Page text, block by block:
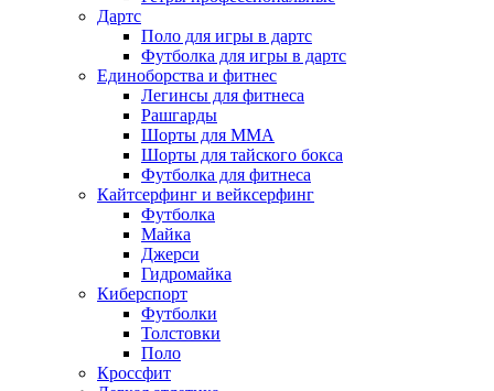
Дартс
Поло для игры в дартс
Футболка для игры в дартс
Единоборства и фитнес
Легинсы для фитнеса
Рашгарды
Шорты для MMA
Шорты для тайского бокса
Футболка для фитнеса
Кайтсерфинг и вейксерфинг
Футболка
Майка
Джерси
Гидромайка
Киберспорт
Футболки
Толстовки
Поло
Кроссфит